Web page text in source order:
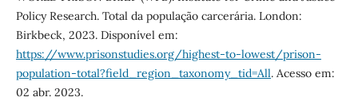
Policy Research. Total da população carcerária. London:
Birkbeck, 2023. Disponível em:
https://www.prisonstudies.org/highest-to-lowest/prison-
population-total?field_region_taxonomy_tid=All. Acesso em:
02 abr. 2023.